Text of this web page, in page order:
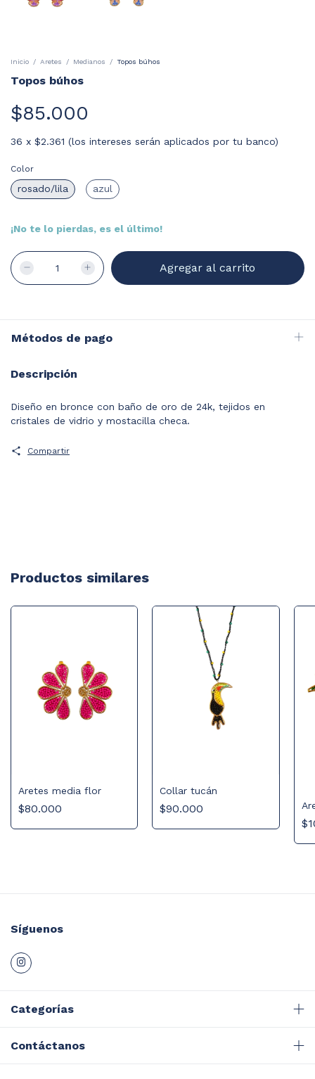
Inicio / Aretes / Medianos / Topos búhos
Topos búhos
$85.000
36 x $2.361 (los intereses serán aplicados por tu banco)
Color
rosado/lila azul
¡No te lo pierdas, es el último!
Métodos de pago
Descripción
Diseño en bronce con baño de oro de 24k, tejidos en
cristales de vidrio y mostacilla checa.
Compartir
Productos similares
Aretes media flor
$80.000
Collar tucán
$90.000
Síguenos
Categorías
Contáctanos